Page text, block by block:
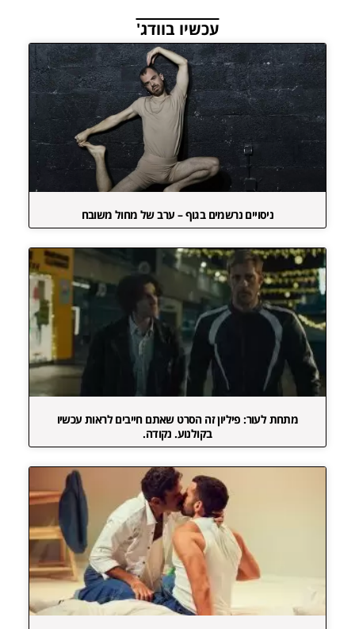
עכשיו בוודג'
ניסויים נרשמים בגוף – ערב של מחול משובח
מתחת לעור: פיליון זה הסרט שאתם חייבים לראות עכשיו
בקולנוע. נקודה.